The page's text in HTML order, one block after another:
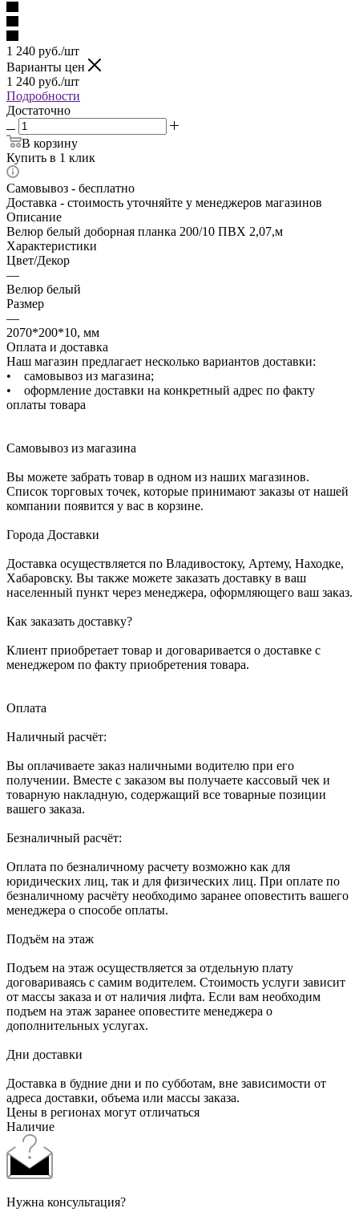
1 240 руб./шт
Варианты цен
1 240 руб./шт
Подробности
Достаточно
В корзину
Купить в 1 клик
Самовывоз - бесплатно
Доставка - стоимость уточняйте у менеджеров магазинов
Описание
Велюр белый доборная планка 200/10 ПВХ 2,07,м
Характеристики
Цвет/Декор
—
Велюр белый
Размер
—
2070*200*10, мм
Оплата и доставка
Наш магазин предлагает несколько вариантов доставки:
• самовывоз из магазина;
• оформление доставки на конкретный адрес по факту
оплаты товара
Самовывоз из магазина
Вы можете забрать товар в одном из наших магазинов.
Список торговых точек, которые принимают заказы от нашей
компании появится у вас в корзине.
Города Доставки
Доставка осуществляется по Владивостоку, Артему, Находке,
Хабаровску. Вы также можете заказать доставку в ваш
населенный пункт через менеджера, оформляющего ваш заказ.
Как заказать доставку?
Клиент приобретает товар и договаривается о доставке с
менеджером по факту приобретения товара.
Оплата
Наличный расчёт:
Вы оплачиваете заказ наличными водителю при его
получении. Вместе с заказом вы получаете кассовый чек и
товарную накладную, содержащий все товарные позиции
вашего заказа.
Безналичный расчёт:
Оплата по безналичному расчету возможно как для
юридических лиц, так и для физических лиц. При оплате по
безналичному расчёту необходимо заранее оповестить вашего
менеджера о способе оплаты.
Подъём на этаж
Подъем на этаж осуществляется за отдельную плату
договариваясь с самим водителем. Стоимость услуги зависит
от массы заказа и от наличия лифта. Если вам необходим
подъем на этаж заранее оповестите менеджера о
дополнительных услугах.
Дни доставки
Доставка в будние дни и по субботам, вне зависимости от
адреса доставки, объема или массы заказа.
Цены в регионах могут отличаться
Наличие
Нужна консультация?